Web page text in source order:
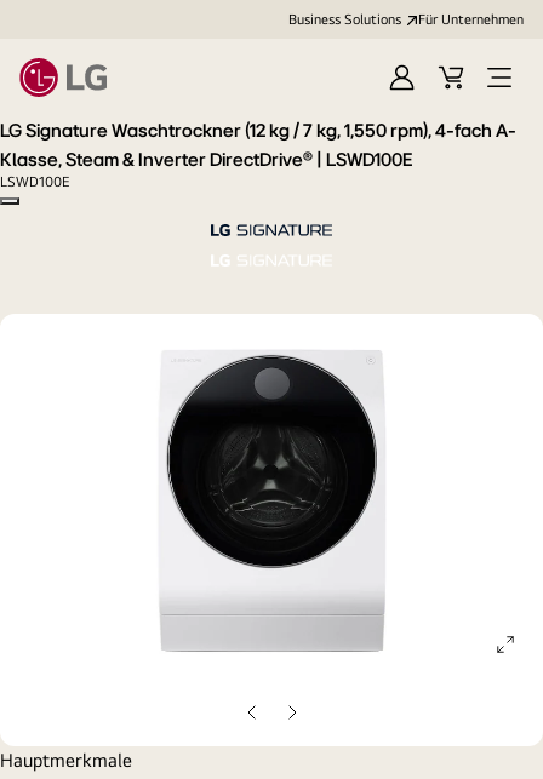
Business Solutions Für Unternehmen
Anmelden
Cart
Open
Menu
LG Signature Waschtrockner (12 kg / 7 kg, 1,550 rpm), 4-fach A-
Klasse, Steam & Inverter DirectDrive®️ | LSWD100E
LSWD100E
Copy model name
Vorherige
Folie
Nächste
Folie
Hauptmerkmale